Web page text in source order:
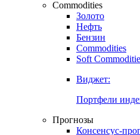
Commodities
Золото
Нефть
Бензин
Commodities
Soft
Виджет:
Портфели
Прогнозы
Консенсус-